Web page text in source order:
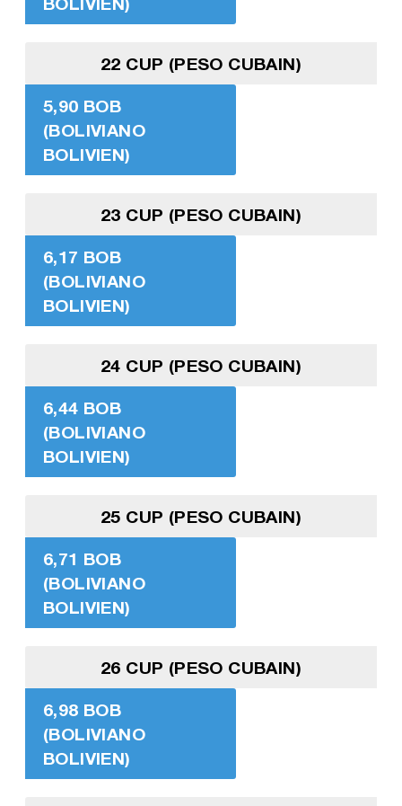
22 CUP (PESO CUBAIN)
5,90 BOB
(BOLIVIANO
BOLIVIEN)
23 CUP (PESO CUBAIN)
6,17 BOB
(BOLIVIANO
BOLIVIEN)
24 CUP (PESO CUBAIN)
6,44 BOB
(BOLIVIANO
BOLIVIEN)
25 CUP (PESO CUBAIN)
6,71 BOB
(BOLIVIANO
BOLIVIEN)
26 CUP (PESO CUBAIN)
6,98 BOB
(BOLIVIANO
BOLIVIEN)